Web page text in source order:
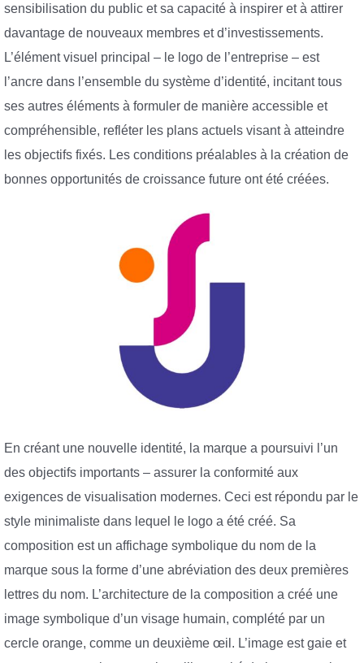
sensibilisation du public et sa capacité à inspirer et à attirer
davantage de nouveaux membres et d’investissements.
L’élément visuel principal – le logo de l’entreprise – est
l’ancre dans l’ensemble du système d’identité, incitant tous
ses autres éléments à formuler de manière accessible et
compréhensible, refléter les plans actuels visant à atteindre
les objectifs fixés. Les conditions préalables à la création de
bonnes opportunités de croissance future ont été créées.
En créant une nouvelle identité, la marque a poursuivi l’un
des objectifs importants – assurer la conformité aux
exigences de visualisation modernes. Ceci est répondu par le
style minimaliste dans lequel le logo a été créé. Sa
composition est un affichage symbolique du nom de la
marque sous la forme d’une abréviation des deux premières
lettres du nom. L’architecture de la composition a créé une
image symbolique d’un visage humain, complété par un
cercle orange, comme un deuxième œil. L’image est gaie et